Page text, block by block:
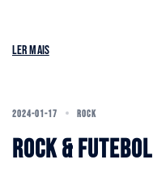
t
Ler mais
2024-01-17 ROCK
ROCK & FUTEBOL